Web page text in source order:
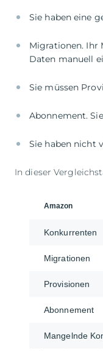
Migrationen. Ihr
Sie haben nicht
In dieser
Amazon
Konkurrenten
Migrationen
Provisionen
Abonnement
Mangelnde